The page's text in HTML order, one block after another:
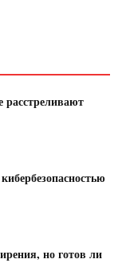
но готов ли